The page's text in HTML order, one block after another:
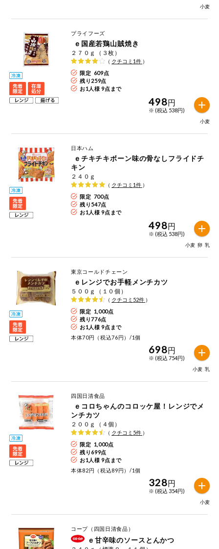
ペット
先着限定企画
スマート・ワ
ン注文
コープ商品
今週の新登場
よりどりでお
トク
ポイントがも
お弁当用商品
かんたん調理
ミールキット
いいもんみっ
け
オーガニック
ベビー・キッ
ズ関連
エシカル
小麦
プライフーズ
ｅ国産若鶏山賊焼き
２７０ｇ（３枚）
（ クチコミ 1件 ）
限定 609点
残り 259点
お1人様 9点まで
498円
※ (税込 538円)
小麦
日本ハム
キン
２４０ｇ
（ クチコミ 1件 ）
限定 700点
残り 547点
お1人様 9点まで
498円
※ (税込 538円)
小麦 卵 乳
東京コールドチェーン
ｅレンジでお手軽メンチカツ
５００ｇ（１０個）
（ クチコミ 52件 ）
限定 1,000点
残り776点
お1人様 9点まで
本体70円（税込76円）/1個
698円
※ (税込 754円)
小麦 乳
四国日清食品
ンチカツ
２００ｇ（４個）
（ クチコミ 5件 ）
限定 1,000点
残り 699点
お1人様 9点まで
本体82円（税込89円）/1個
328円
※ (税込 354円)
小麦
コープ（四国日清食品）
ｅ甘辛味のソースとんかつ